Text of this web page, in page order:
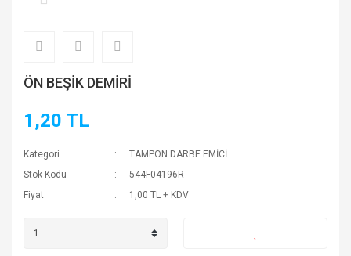
ÖN BEŞİK DEMİRİ
1,20 TL
Kategori
TAMPON DARBE EMİCİ
Stok Kodu
544F04196R
Fiyat
1,00 TL + KDV